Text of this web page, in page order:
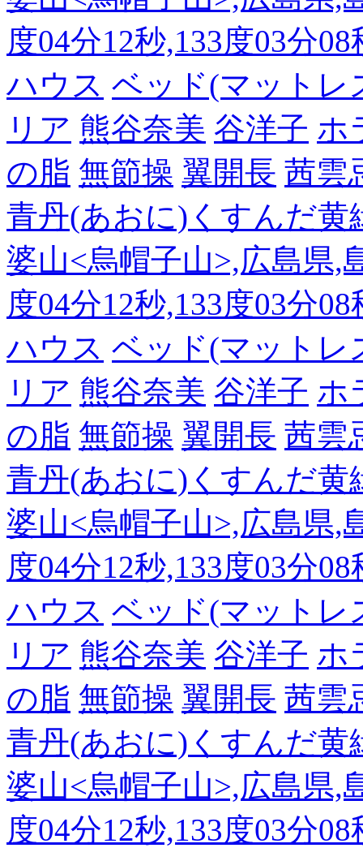
度04分12秒,133度03分
ハウス ベッド(マットレ
リア 熊谷奈美 谷洋子 ホ
の脂 無節操 翼開長 茜雲
青丹(あおに)くすんだ黄
婆山<烏帽子山>,広島県,
度04分12秒,133度03分
ハウス ベッド(マットレ
リア 熊谷奈美 谷洋子 ホ
の脂 無節操 翼開長 茜雲
青丹(あおに)くすんだ黄
婆山<烏帽子山>,広島県,
度04分12秒,133度03分
ハウス ベッド(マットレ
リア 熊谷奈美 谷洋子 ホ
の脂 無節操 翼開長 茜雲
青丹(あおに)くすんだ黄
婆山<烏帽子山>,広島県,
度04分12秒,133度03分